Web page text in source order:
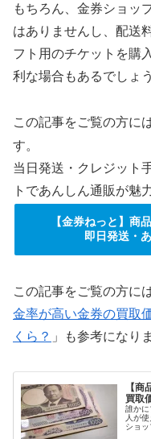
もちろん、金券ショッ
はありませんし、配送
フト用のチケットを購
利な場合もあるでしょう
この記事をご覧の方に
す。
当日発送・クレジット
トであんしん通販が魅力
【金券ねっと】商
即日発送・
この記事をご覧の方に
金率が高い金券の買取
くら？ 」も参考になり
【
買取
誰かに
人が
ショ